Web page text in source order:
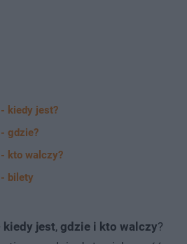
kiedy jest?
gdzie?
kto walczy?
bilety
kiedy jest, gdzie i kto walczy?